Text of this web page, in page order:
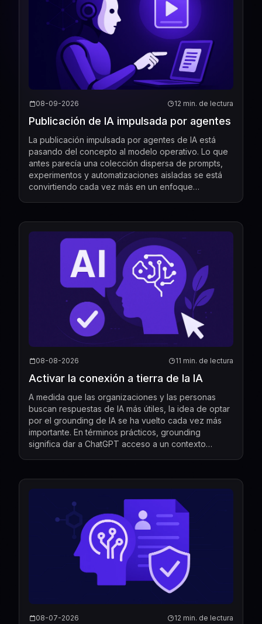
08-09-2026 12 min. de lectura
Publicación de IA impulsada por agentes
La publicación impulsada por agentes de IA está
pasando del concepto al modelo operativo. Lo que
antes parecía una colección dispersa de prompts,
experimentos y automatizaciones aisladas se está
convirtiendo cada vez más en un enfoque
08-08-2026 11 min. de lectura
Activar la conexión a tierra de la IA
A medida que las organizaciones y las personas
buscan respuestas de IA más útiles, la idea de optar
por el grounding de IA se ha vuelto cada vez más
importante. En términos prácticos, grounding
significa dar a ChatGPT acceso a un contexto
08-07-2026 12 min. de lectura